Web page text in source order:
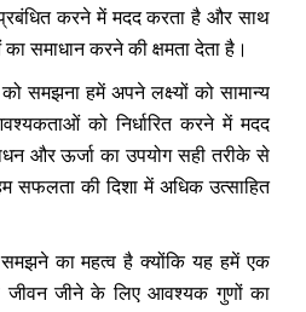
करने में मदद करता है और साथ
समाधान करने की क्षमता देता है।
समझना हमें अपने लक्ष्यों को सामान्य
को निर्धारित करने में मदद
और ऊर्जा का उपयोग सही तरीके से
सफलता की दिशा में अधिक उत्साहित
का महत्व है क्योंकि यह हमें एक
जीने के लिए आवश्यक गुणों का